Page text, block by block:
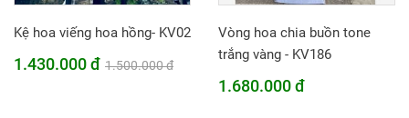
Kệ hoa viếng hoa hồng- KV02
1.430.000 đ 1.500.000 đ
Vòng hoa chia buồn tone
trắng vàng - KV186
1.680.000 đ